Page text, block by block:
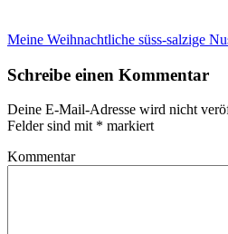
Meine Weihnachtliche süss-salzige
Schreibe einen Kommentar
Deine E-Mail-Adresse wird nicht
Felder sind mit * markiert
Kommentar